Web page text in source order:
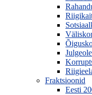
Fraktsioonid
Eesti